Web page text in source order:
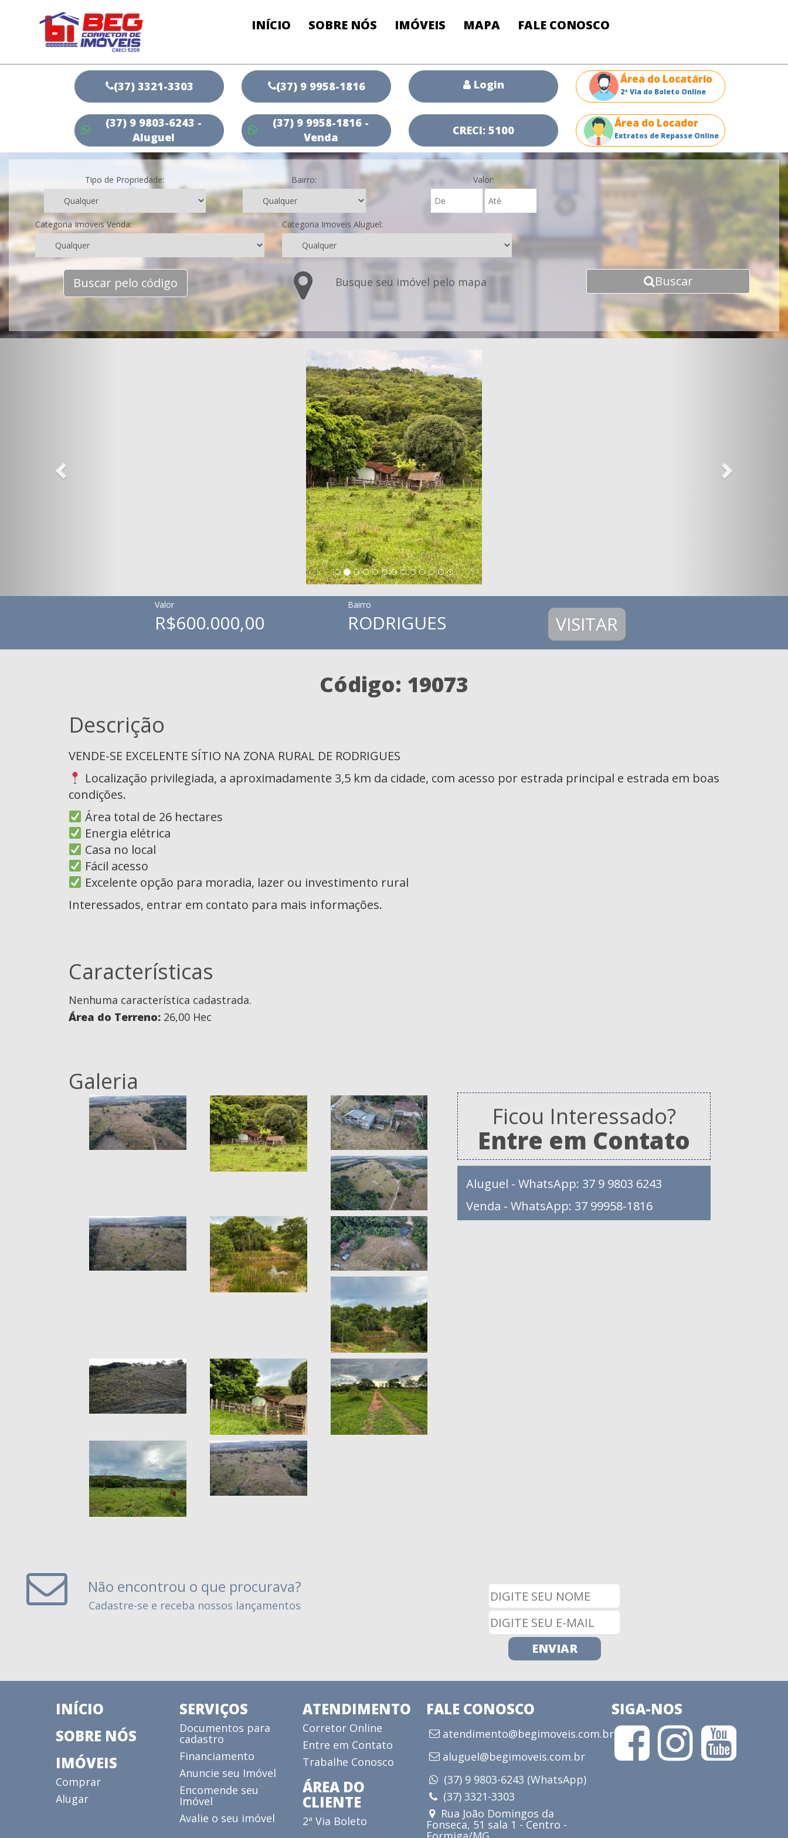
INÍCIO SOBRE NÓS IMÓVEIS MAPA FALE CONOSCO
(37) 3321-3303
(37) 9 9803-6243 -
Aluguel
(37) 9 9958-1816
(37) 9 9958-1816 -
Venda
Login
CRECI: 5100
Área do Locatário
2ª Via do Boleto Online
Área do Locador
Extratos de Repasse Online
Tipo de Propriedade: Bairro: Valor:
Categoria Imoveis Venda: Categoria Imoveis Aluguel:
Buscar pelo código Busque seu imóvel pelo mapa Buscar
Valor
R$600.000,00
Bairro
RODRIGUES VISITAR
Código: 19073
Descrição
VENDE-SE EXCELENTE SÍTIO NA ZONA RURAL DE RODRIGUES
Localização privilegiada, a aproximadamente 3,5 km da cidade, com acesso por estrada principal e estrada em boas
condições.
Área total de 26 hectares
Energia elétrica
Casa no local
Fácil acesso
Excelente opção para moradia, lazer ou investimento rural
Interessados, entrar em contato para mais informações.
Características
Nenhuma característica cadastrada.
Área do Terreno: 26,00 Hec
Galeria
Ficou Interessado?
Entre em Contato
Aluguel - WhatsApp: 37 9 9803 6243
Venda - WhatsApp: 37 99958-1816
Não encontrou o que procurava?
Cadastre-se e receba nossos lançamentos
INÍCIO
SOBRE NÓS
IMÓVEIS
Comprar
Alugar
SERVIÇOS
Documentos para
cadastro
Financiamento
Anuncie seu Imóvel
Encomende seu
Imóvel
Avalie o seu imóvel
ATENDIMENTO
Corretor Online
Entre em Contato
Trabalhe Conosco
ÁREA DO
CLIENTE
2ª Via Boleto
FALE CONOSCO
atendimento@begimoveis.com.br
aluguel@begimoveis.com.br
(37) 9 9803-6243 (WhatsApp)
(37) 3321-3303
Rua João Domingos da
Fonseca, 51 sala 1 - Centro -
SIGA-NOS